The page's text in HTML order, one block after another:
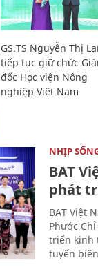
GS.TS Nguyễn Thị
tiếp tục giữ chức
đốc Học viện Nông
nghiệp Việt Nam
NHỊP
BAT
phát
BAT Việt
Phước
triển kinh
tuyến